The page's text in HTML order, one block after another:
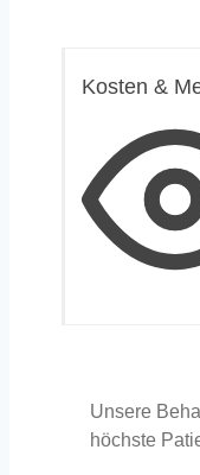
Kosten &
Unsere
höchste